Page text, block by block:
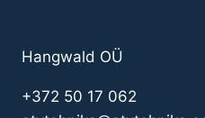
Hangwald OÜ
+372 50 17 062